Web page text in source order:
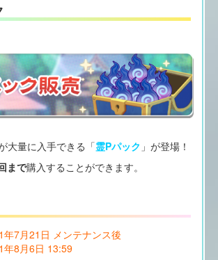
大量に入手できる「霊Pパック 」が登場！
まで購入することができます。
年7月21日 メンテナンス後
年8月6日 13:59